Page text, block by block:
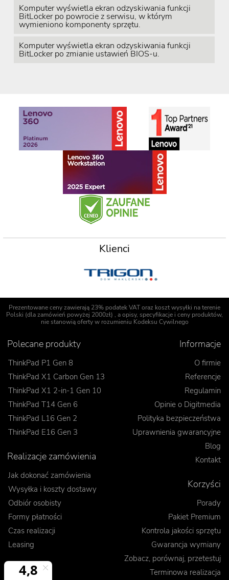
Komputer wyświetla ekran odzyskiwania funkcji
BitLocker po powrocie z serwisu, w którym
wymieniono komponenty sprzętu.
Komputer wyświetla ekran odzyskiwania funkcji
BitLocker po zmianie ustawień BIOS-u.
Klienci
Prezentowane ceny zawierają 23% podatek VAT oraz koszt wysyłki na terenie
Polski (dla zamówień powyżej 2000zł) , a opisy, specyfikacje i ceny produktów,
nie stanowią oferty w rozumieniu Kodeksu Cywilnego
Polecane produkty
ThinkPad P1 Gen 8
ThinkPad X1 Carbon Gen 13
ThinkPad X1 2-in-1 Gen 10
ThinkPad T14 Gen 6
ThinkPad L16 Gen 2
ThinkPad E16 Gen 3
Informacje
O firmie
Referencje
Regulamin
Opinie o Digitmedia
Polityka bezpieczeństwa
Uprawnienia gwarancyjne
Blog
Kontakt
Realizacje zamówienia
Jak dokonać zamówienia
Wysyłka i koszty dostawy
Odbiór osobisty
Formy płatności
Czas realizacji
Leasing
Korzyści
Porady
Pakiet Premium
Kontrola jakości sprzętu
Gwarancja wymiany
Zobacz, porównaj, przetestuj
Terminowa realizacja